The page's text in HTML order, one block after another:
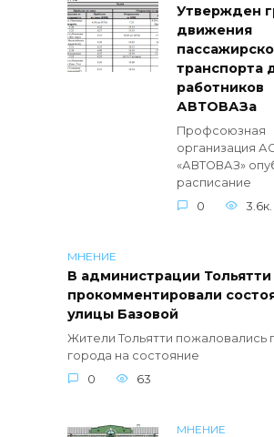
Утвержден
движения
транспорта
работников
АВТОВАЗа
Профсоюзная
организация
«АВТОВАЗ»
расписание
0
3.6к.
МНЕНИЕ
В администрации Тольятти
прокомментировали
улицы Базовой
Жители Тольятти пожаловались
города на состояние
0
63
МНЕНИЕ